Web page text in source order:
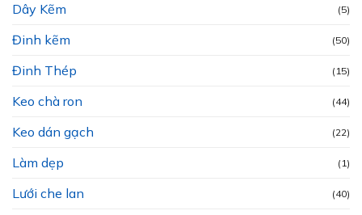
Dây Kẽm (5)
Đinh kẽm (50)
Đinh Thép (15)
Keo chà ron (44)
Keo dán gạch (22)
Làm dẹp (1)
Lưới che lan (40)